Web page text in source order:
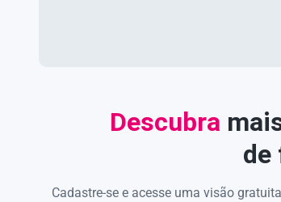
Descubra
de
Cadastre-se e acesse uma visão